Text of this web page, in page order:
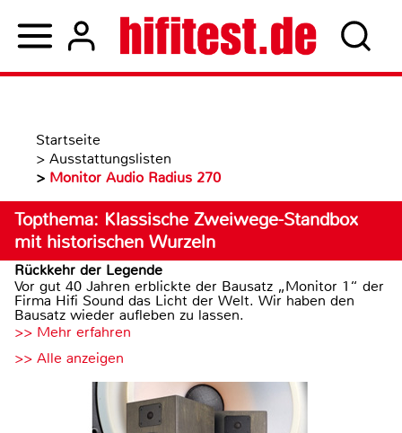
Startseite
> Ausstattungslisten
> Monitor Audio Radius 270
Topthema: Klassische Zweiwege-Standbox
mit historischen Wurzeln
Rückkehr der Legende
Vor gut 40 Jahren erblickte der Bausatz „Monitor 1“ der
Firma Hifi Sound das Licht der Welt. Wir haben den
Bausatz wieder aufleben zu lassen.
>> Mehr erfahren
>> Alle anzeigen